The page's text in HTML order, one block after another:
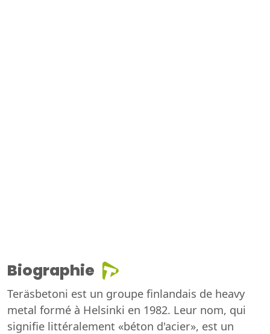
Biographie
Teräsbetoni est un groupe finlandais de heavy
metal formé à Helsinki en 1982. Leur nom, qui
signifie littéralement «béton d'acier», est un